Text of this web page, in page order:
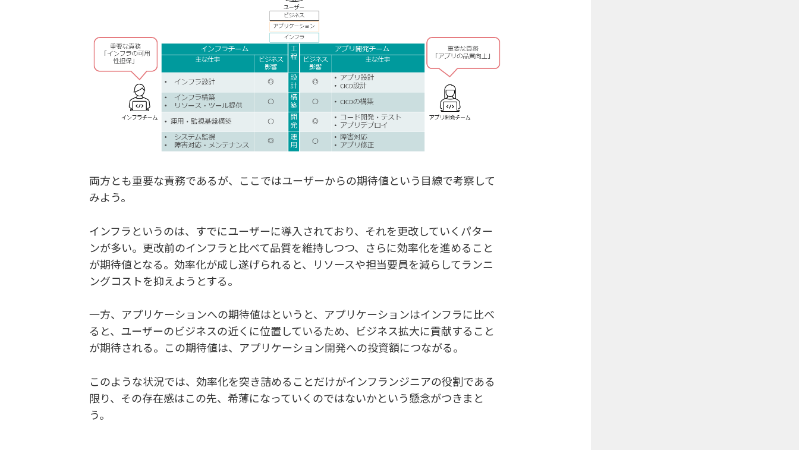
両方とも重要な責務であるが、ここではユーザーからの期待値という目線で考察して
みよう。
インフラというのは、すでにユーザーに導入されており、それを更改していくパター
ンが多い。更改前のインフラと比べて品質を維持しつつ、さらに効率化を進めること
が期待値となる。効率化が成し遂げられると、リソースや担当要員を減らしてランニ
ングコストを抑えようとする。
一方、アプリケーションへの期待値はというと、アプリケーションはインフラに比べ
ると、ユーザーのビジネスの近くに位置しているため、ビジネス拡大に貢献すること
が期待される。この期待値は、アプリケーション開発への投資額につながる。
このような状況では、効率化を突き詰めることだけがインフランジニアの役割である
限り、その存在感はこの先、希薄になっていくのではないかという懸念がつきまと
う。